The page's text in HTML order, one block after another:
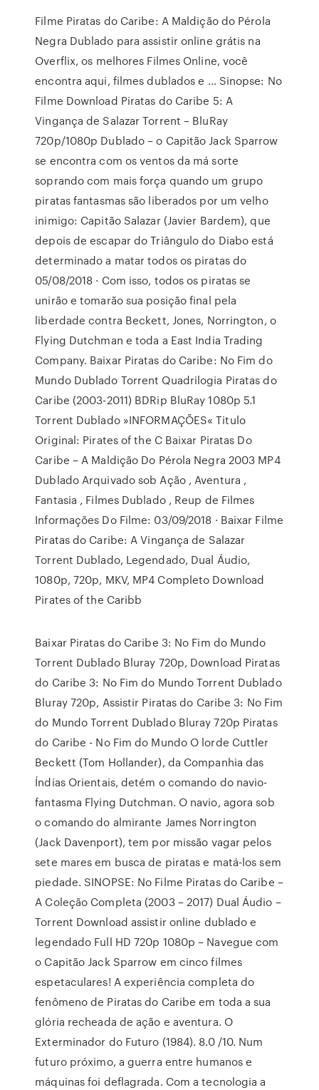
Filme Piratas do Caribe: A Maldição do Pérola
Negra Dublado para assistir online grátis na
Overflix, os melhores Filmes Online, você
encontra aqui, filmes dublados e … Sinopse: No
Filme Download Piratas do Caribe 5: A
Vingança de Salazar Torrent – BluRay
720p/1080p Dublado – o Capitão Jack Sparrow
se encontra com os ventos da má sorte
soprando com mais força quando um grupo
piratas fantasmas são liberados por um velho
inimigo: Capitão Salazar (Javier Bardem), que
depois de escapar do Triângulo do Diabo está
determinado a matar todos os piratas do
05/08/2018 · Com isso, todos os piratas se
unirão e tomarão sua posição final pela
liberdade contra Beckett, Jones, Norrington, o
Flying Dutchman e toda a East India Trading
Company. Baixar Piratas do Caribe: No Fim do
Mundo Dublado Torrent Quadrilogia Piratas do
Caribe (2003-2011) BDRip BluRay 1080p 5.1
Torrent Dublado »INFORMAÇÕES« Titulo
Original: Pirates of the C Baixar Piratas Do
Caribe – A Maldição Do Pérola Negra 2003 MP4
Dublado Arquivado sob Ação , Aventura ,
Fantasia , Filmes Dublado , Reup de Filmes
Informações Do Filme: 03/09/2018 · Baixar Filme
Piratas do Caribe: A Vingança de Salazar
Torrent Dublado, Legendado, Dual Áudio,
1080p, 720p, MKV, MP4 Completo Download
Pirates of the Caribb
Baixar Piratas do Caribe 3: No Fim do Mundo
Torrent Dublado Bluray 720p, Download Piratas
do Caribe 3: No Fim do Mundo Torrent Dublado
Bluray 720p, Assistir Piratas do Caribe 3: No Fim
do Mundo Torrent Dublado Bluray 720p Piratas
do Caribe - No Fim do Mundo O lorde Cuttler
Beckett (Tom Hollander), da Companhia das
Índias Orientais, detém o comando do navio-
fantasma Flying Dutchman. O navio, agora sob
o comando do almirante James Norrington
(Jack Davenport), tem por missão vagar pelos
sete mares em busca de piratas e matá-los sem
piedade. SINOPSE: No Filme Piratas do Caribe –
A Coleção Completa (2003 – 2017) Dual Áudio –
Torrent Download assistir online dublado e
legendado Full HD 720p 1080p – Navegue com
o Capitão Jack Sparrow em cinco filmes
espetaculares! A experiência completa do
fenômeno de Piratas do Caribe em toda a sua
glória recheada de ação e aventura. O
Exterminador do Futuro (1984). 8.0 /10. Num
futuro próximo, a guerra entre humanos e
máquinas foi deflagrada. Com a tecnologia a